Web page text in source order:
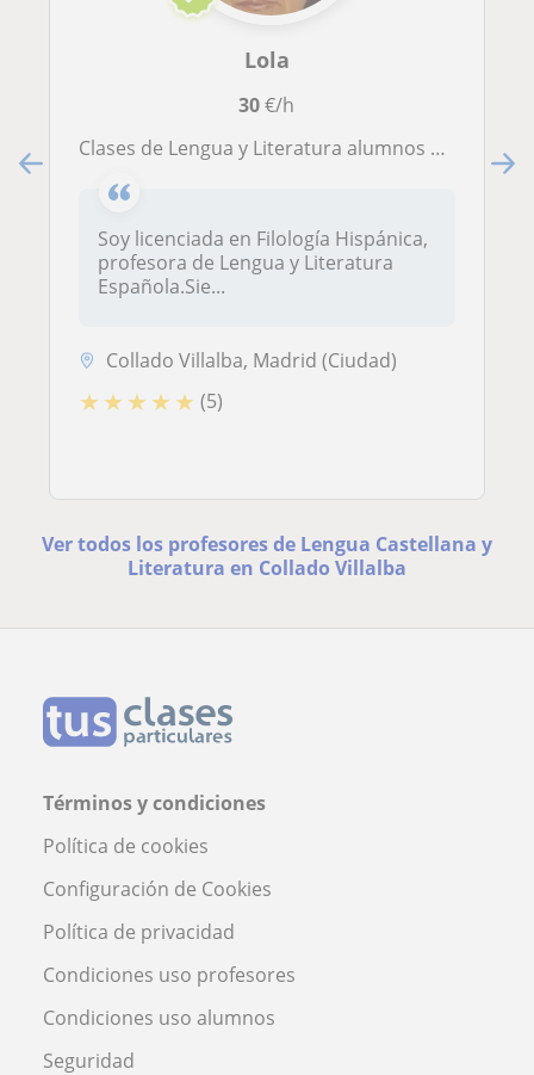
Lola
30€/h
Clases de Lengua y Literatura alumnos de secundaria y bachillerato
Soy licenciada en Filología Hispánica,
profesora de Lengua y Literatura
Española.Sie...
Collado Villalba, Madrid (Ciudad)
★ ★ ★ ★ ★ (5)
Ver todos los profesores de Lengua Castellana y
Literatura en Collado Villalba
Términos y condiciones
Política de cookies
Configuración de Cookies
Política de privacidad
Condiciones uso profesores
Condiciones uso alumnos
Seguridad